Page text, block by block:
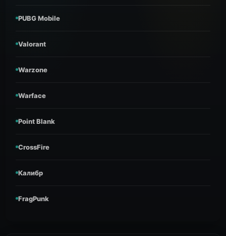
PUBG Mobile
Valorant
Warzone
Warface
Point Blank
CrossFire
Калибр
FragPunk